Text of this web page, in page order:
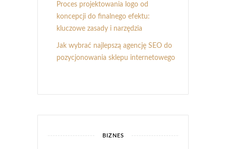
Proces projektowania logo od
koncepcji do finalnego efektu:
kluczowe zasady i narzędzia
Jak wybrać najlepszą agencję SEO do
pozycjonowania sklepu internetowego
BIZNES